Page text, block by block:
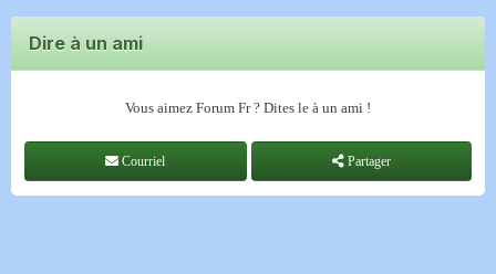
Dire à un ami
Vous aimez Forum Fr ? Dites le à un ami !
Courriel Partager